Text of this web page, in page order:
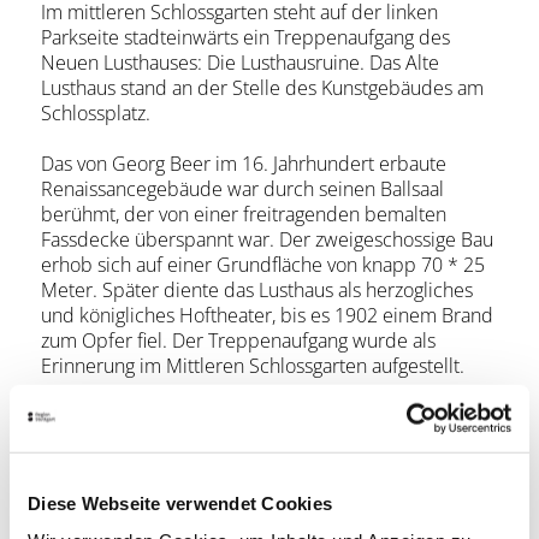
Diese Webseite verwendet Cookies
Im mittleren Schlossgarten steht auf der linken
Parkseite stadteinwärts ein Treppenaufgang des
Neuen Lusthauses: Die Lusthausruine. Das Alte
Lusthaus stand an der Stelle des Kunstgebäudes am
Schlossplatz.
Das von Georg Beer im 16. Jahrhundert erbaute
Renaissancegebäude war durch seinen Ballsaal
berühmt, der von einer freitragenden bemalten
Fassdecke überspannt war. Der zweigeschossige Bau
erhob sich auf einer Grundfläche von knapp 70 * 25
Meter. Später diente das Lusthaus als herzogliches
und königliches Hoftheater, bis es 1902 einem Brand
zum Opfer fiel. Der Treppenaufgang wurde als
Erinnerung im Mittleren Schlossgarten aufgestellt.
Lage & Kontakt
Lusthausruine im Schlossgarten